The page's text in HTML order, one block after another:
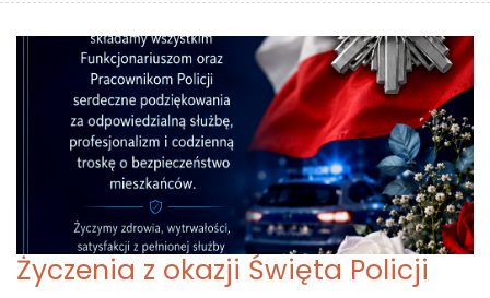
Życzenia z okazji Święta Policji